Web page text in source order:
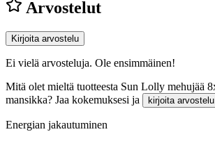
Arvostelut
Kirjoita arvostelu
Ei vielä arvosteluja. Ole ensimmäinen!
Mitä olet mieltä tuotteesta Sun Lolly mehujää
mansikka? Jaa kokemuksesi ja
kirjoita arvostelu
Energian jakautuminen